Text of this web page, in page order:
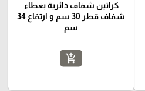
كراتين شفاف دائرية بغطاء
شفاف قطر 30 سم و ارتفاع 34
سم
add_shopping_cart